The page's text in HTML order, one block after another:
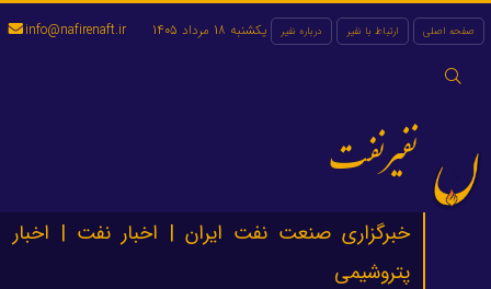
صفحه اصلی ارتباط با نفیر درباره نفیر
جستجو
یکشنبه 18 مرداد 1405 info@nafirenaft.ir
نفیرنفت
خبرگزاری صنعت نفت ایران | اخبار نفت | اخبار
پتروشیمی